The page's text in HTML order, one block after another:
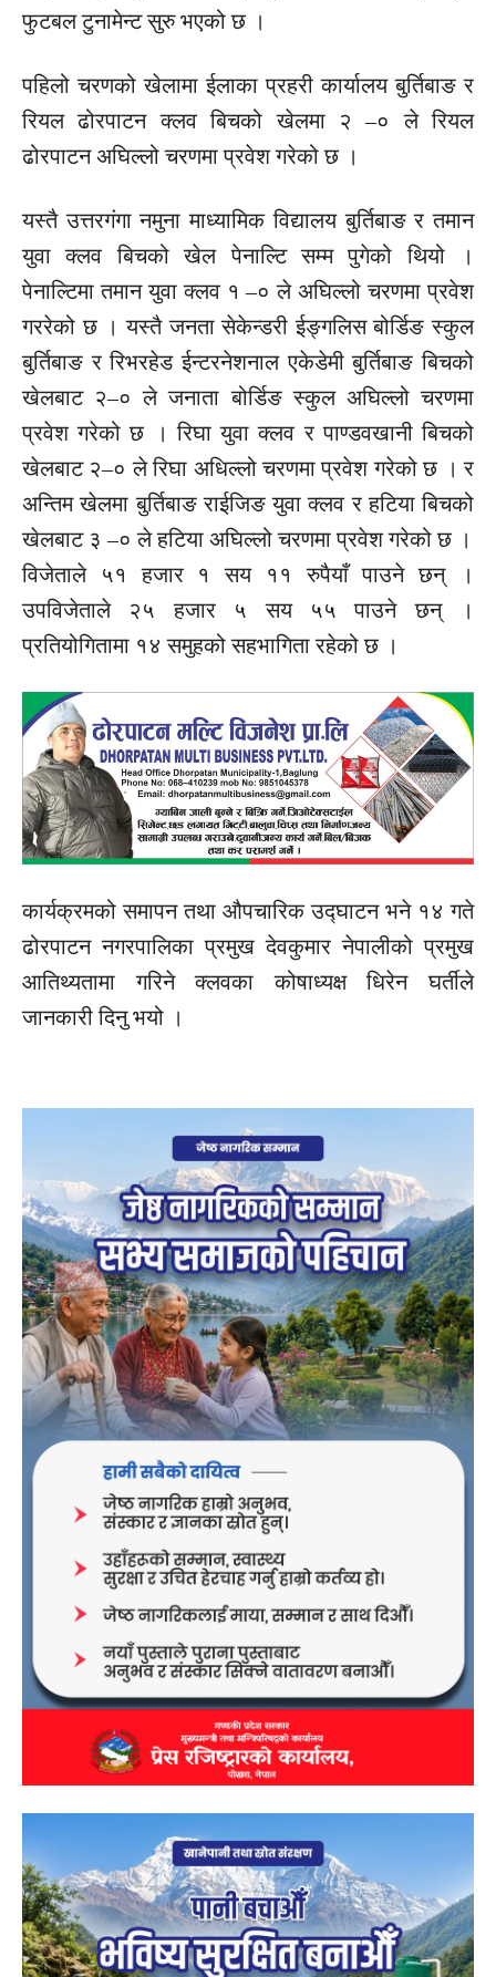
फुटबल टुनामेन्ट सुरु भएको छ ।
पहिलो चरणको खेलामा ईलाका प्रहरी कार्यालय बुर्तिबाङ र
रियल ढोरपाटन क्लव बिचको खेलमा २ –० ले रियल
ढोरपाटन अघिल्लो चरणमा प्रवेश गरेको छ ।
यस्तै उत्तरगंगा नमुना माध्यामिक विद्यालय बुर्तिबाङ र तमान
युवा क्लव बिचको खेल पेनाल्टि सम्म पुगेको थियो ।
पेनाल्टिमा तमान युवा क्लव १ –० ले अघिल्लो चरणमा प्रवेश
गररेको छ । यस्तै जनता सेकेन्डरी ईङ्गलिस बोर्डिङ स्कुल
बुर्तिबाङ र रिभरहेड ईन्टरनेशनाल एकेडेमी बुर्तिबाङ बिचको
खेलबाट २–० ले जनाता बोर्डिङ स्कुल अघिल्लो चरणमा
प्रवेश गरेको छ । रिघा युवा क्लव र पाण्डवखानी बिचको
खेलबाट २–० ले रिघा अधिल्लो चरणमा प्रवेश गरेको छ । र
अन्तिम खेलमा बुर्तिबाङ राईजिङ युवा क्लव र हटिया बिचको
खेलबाट ३ –० ले हटिया अघिल्लो चरणमा प्रवेश गरेको छ ।
विजेताले ५१ हजार १ सय ११ रुपैयाँ पाउने छन् ।
उपविजेताले २५ हजार ५ सय ५५ पाउने छन् ।
प्रतियोगितामा १४ समुहको सहभागिता रहेको छ ।
कार्यक्रमको समापन तथा औपचारिक उद्घाटन भने १४ गते
ढोरपाटन नगरपालिका प्रमुख देवकुमार नेपालीको प्रमुख
आतिथ्यतामा गरिने क्लवका कोषाध्यक्ष धिरेन घर्तीले
जानकारी दिनु भयो ।